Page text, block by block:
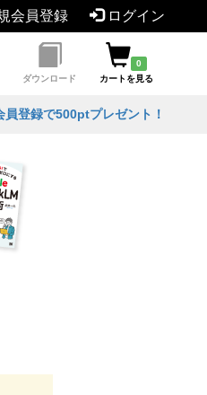
会員登録 ログイン
ダウンロード
0
カートを見る
員登録で500ptプレゼント！